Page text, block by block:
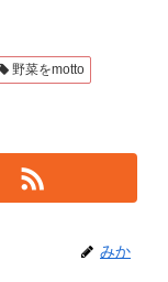
野菜をmotto
みか